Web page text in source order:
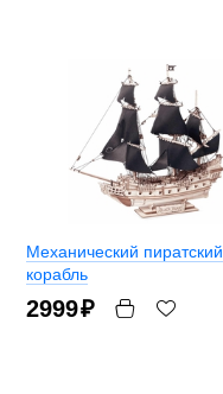
Механический пиратский
корабль
2999₽